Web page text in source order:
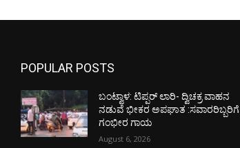
POPULAR POSTS
ಬಂಟ್ವಾಳ: ಟಿಪ್ಪರ್ ಲಾರಿ- ದ್ವಿಚಕ್ರ ವಾಹನ
ನಡುವೆ ಭೀಕರ ಅಪಘಾತ :ಸವಾರರಿಬ್ಬರಿಗೆ
ಗಂಭೀರ ಗಾಯ
August 6, 2026